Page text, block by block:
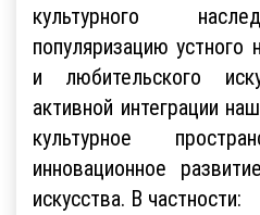
культурного
популяризацию устного
и любительского
активной интеграции
культурное
инновационное
искусства. В частности: